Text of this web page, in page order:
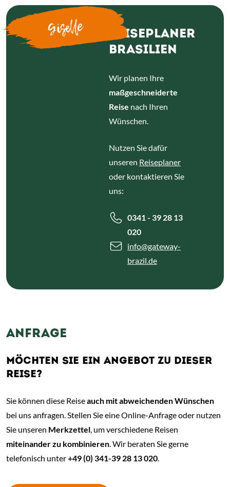
Giselle
REISEPLANER
BRASILIEN
Wir planen Ihre
maßgeschneiderte
Reise nach Ihren
Wünschen.
Nutzen Sie dafür
unseren Reiseplaner
oder kontaktieren Sie
uns:
0341 - 39 28 13
020
info@gateway-
brazil.de
ANFRAGE
MÖCHTEN SIE EIN ANGEBOT ZU DIESER
REISE?
Sie können diese Reiseauch mit abweichenden Wünschen
bei uns anfragen. Stellen Sie eine Online-Anfrage oder nutzen
Sie unseren Merkzettel, um verschiedene Reisen
miteinander zu kombinieren. Wir beraten Sie gerne
telefonisch unter+49 (0) 341-39 28 13 020.